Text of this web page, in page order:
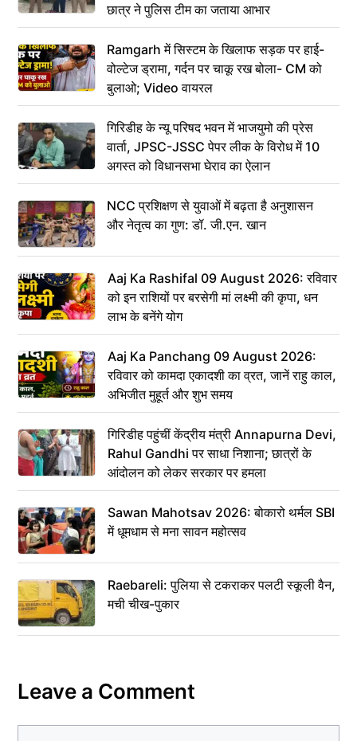
छात्र ने पुलिस टीम का जताया आभार
Ramgarh में सिस्टम के खिलाफ सड़क पर हाई-
वोल्टेज ड्रामा, गर्दन पर चाकू रख बोला- CM को
बुलाओ; Video वायरल
गिरिडीह के न्यू परिषद भवन में भाजयुमो की प्रेस
वार्ता, JPSC-JSSC पेपर लीक के विरोध में 10
अगस्त को विधानसभा घेराव का ऐलान
NCC प्रशिक्षण से युवाओं में बढ़ता है अनुशासन
और नेतृत्व का गुण: डॉ. जी.एन. खान
Aaj Ka Rashifal 09 August 2026: रविवार
को इन राशियों पर बरसेगी मां लक्ष्मी की कृपा, धन
लाभ के बनेंगे योग
Aaj Ka Panchang 09 August 2026:
रविवार को कामदा एकादशी का व्रत, जानें राहु काल,
अभिजीत मुहूर्त और शुभ समय
गिरिडीह पहुंचीं केंद्रीय मंत्री Annapurna Devi,
Rahul Gandhi पर साधा निशाना; छात्रों के
आंदोलन को लेकर सरकार पर हमला
Sawan Mahotsav 2026: बोकारो थर्मल SBI
में धूमधाम से मना सावन महोत्सव
Raebareli: पुलिया से टकराकर पलटी स्कूली वैन,
मची चीख-पुकार
Leave a Comment